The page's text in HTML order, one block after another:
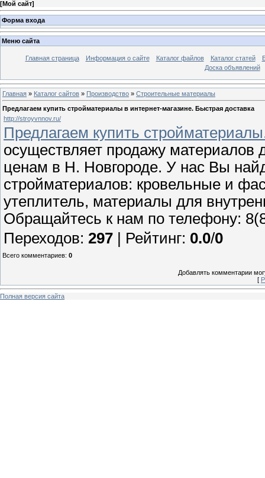
[Мой сайт]
Форма входа
Меню сайта
Главная страница Информация о сайте Каталог файлов Каталог статей
Доска объявлений
Главная » Каталог сайтов » Производство » Строительные материалы
Предлагаем купить стройматериалы в интернет-магазине. Быстрая доставка
http://stroyvnnov.ru/
Предлагаем купить
осуществляет продажу материалов
ценам в Н. Новгороде. У нас Вы
стройматериалов: кровельные и
утеплитель, материалы для
Обращайтесь к нам по телефону:
Переходов: 297 | Рейтинг: 0.0/0
Всего комментариев: 0
Добавлять комментарии
[
Полная версия сайта